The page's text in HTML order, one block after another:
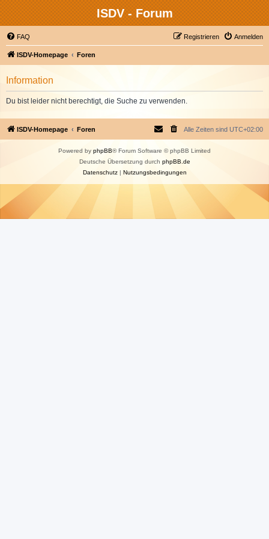
ISDV - Forum
FAQ Anmelden
Registrieren
ISDV-Homepage Foren
Information
Du bist leider nicht berechtigt, die Suche zu verwenden.
ISDV-Homepage Foren Alle Zeiten sind UTC+02:00
Powered by phpBB® Forum Software © phpBB Limited
Deutsche Übersetzung durch phpBB.de
Datenschutz| Nutzungsbedingungen